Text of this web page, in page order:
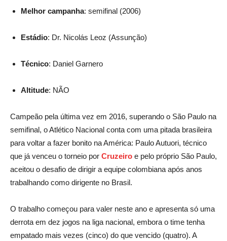
Melhor campanha: semifinal (2006)
Estádio: Dr. Nicolás Leoz (Assunção)
Técnico: Daniel Garnero
Altitude: NÃO
Campeão pela última vez em 2016, superando o São Paulo na
semifinal, o Atlético Nacional conta com uma pitada brasileira
para voltar a fazer bonito na América: Paulo Autuori, técnico
que já venceu o torneio por Cruzeiro e pelo próprio São Paulo,
aceitou o desafio de dirigir a equipe colombiana após anos
trabalhando como dirigente no Brasil.
O trabalho começou para valer neste ano e apresenta só uma
derrota em dez jogos na liga nacional, embora o time tenha
empatado mais vezes (cinco) do que vencido (quatro). A